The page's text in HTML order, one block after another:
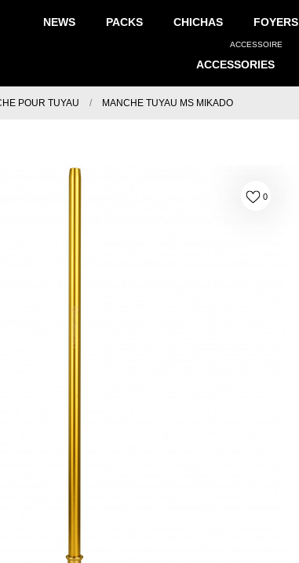
NEWS PACKS CHICHAS FOYERS
ACCESSORIES
ACCESSOIRE
POUR TUYAU MANCHE TUYAU MS MIKADO
0